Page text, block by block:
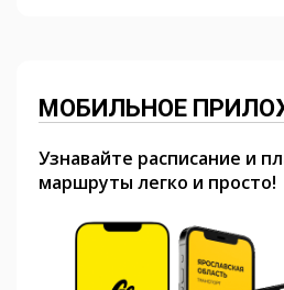
МОБИЛЬНОЕ
Узнавайте расписание и
маршруты легко и просто!